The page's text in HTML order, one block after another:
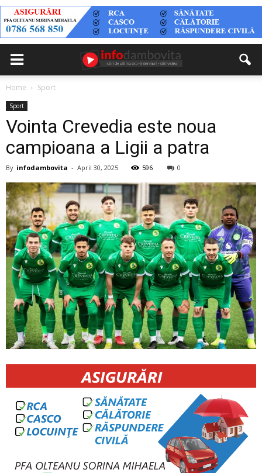
Home Sport
Sport
Vointa Crevedia este noua
campioana a Ligii a patra
By infodambovita - April 30, 2025 596 0